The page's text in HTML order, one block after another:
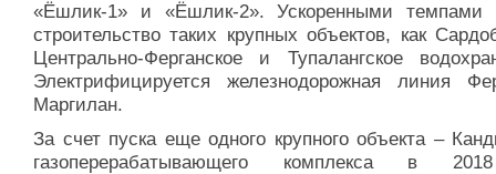
«Ёшлик-1» и «Ёшлик-2». Ускоренными темпами
строительство таких крупных объектов, как
Центрально-Ферганское и Тупалангское
Электрифицируется железнодорожная линия
Маргилан.
За счет пуска еще одного крупного объекта –
газоперерабатывающего комплекса в